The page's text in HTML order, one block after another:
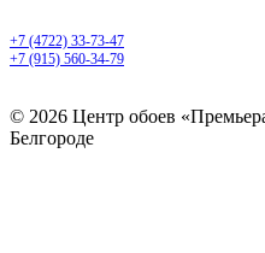
+7 (4722) 33-73-47
+7 (915) 560-34-79
© 2026 Центр обоев
Белгороде